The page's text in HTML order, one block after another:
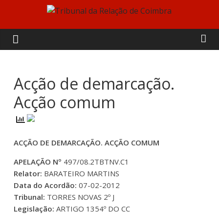
content
Tribunal
da
Relação
de
Coimbra
Acção de demarcação.
Acção comum
ACÇÃO DE DEMARCAÇÃO. ACÇÃO COMUM
APELAÇÃO Nº 497/08.2TBTNV.C1
Relator: BARATEIRO MARTINS
Data do Acordão: 07-02-2012
Tribunal: TORRES NOVAS 2º J
Legislação: ARTIGO 1354º DO CC